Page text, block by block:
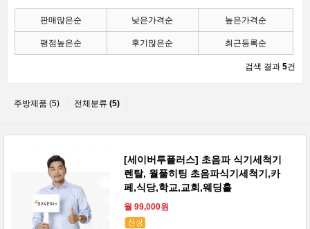
판매많은순 낮은가격순 높은가격순
평점높은순 후기많은순 최근등록순
검색 결과 5건
주방제품 (5) 전체분류 (5)
[세이버투플러스] 초음파 식기세척기
렌탈, 월풀히팅 초음파식기세척기,카
페,식당,학교,교회,웨딩홀
월 99,000원